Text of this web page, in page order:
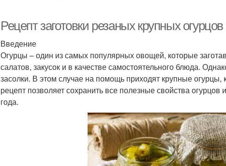
Рецепт заготовки резаных крупных
Введение
Огурцы – один из самых популярных овощей, которые
салатов, закусок и в качестве самостоятельного блюда.
засолки. В этом случае на помощь приходят крупные
рецепт позволяет сохранить все полезные свойства
года.